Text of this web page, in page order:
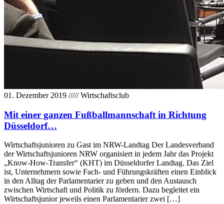
01. Dezember 2019 /////Wirtschaftsclub
Mit einer ganzen Fußballmannschaft in Richtung
Düsseldorf…
Wirtschaftsjunioren zu Gast im NRW-Landtag Der Landesverband
der Wirtschaftsjunioren NRW organisiert in jedem Jahr das Projekt
„Know-How-Transfer“ (KHT) im Düsseldorfer Landtag. Das Ziel
ist, Unternehmern sowie Fach- und Führungskräften einen Einblick
in den Alltag der Parlamentarier zu geben und den Austausch
zwischen Wirtschaft und Politik zu fördern. Dazu begleitet ein
Wirtschaftsjunior jeweils einen Parlamentarier zwei […]